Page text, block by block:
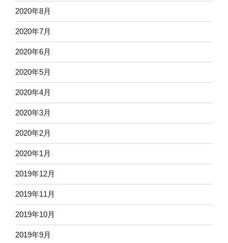
2020年8月
2020年7月
2020年6月
2020年5月
2020年4月
2020年3月
2020年2月
2020年1月
2019年12月
2019年11月
2019年10月
2019年9月